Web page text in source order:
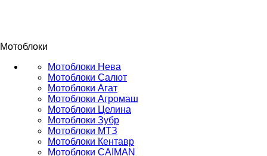
Мотоблоки
Мотоблоки Нева
Мотоблоки Салют
Мотоблоки Агат
Мотоблоки Агромаш
Мотоблоки Целина
Мотоблоки Зубр
Мотоблоки МТЗ
Мотоблоки Кентавр
Мотоблоки CAIMAN